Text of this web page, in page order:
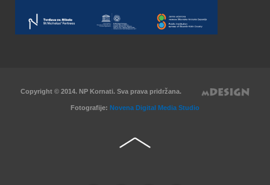
Copyright © 2014. NP Kornati. Sva prava pridržana.
Fotografije: Novena Digital Media Studio